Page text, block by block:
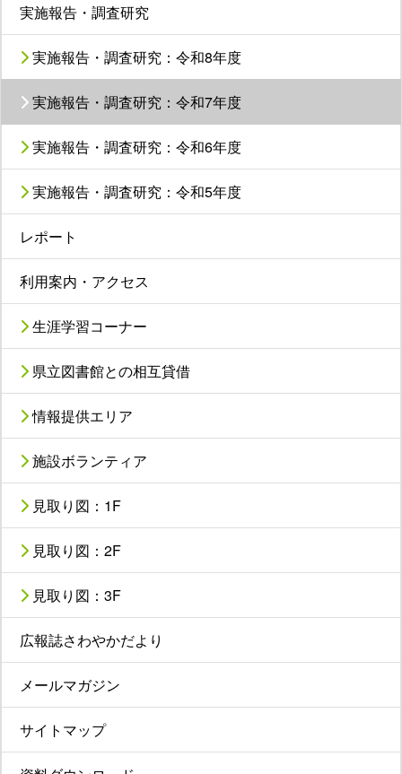
実施報告・調査研究
実施報告・調査研究：令和8年度
実施報告・調査研究：令和7年度
実施報告・調査研究：令和6年度
実施報告・調査研究：令和5年度
レポート
利用案内・アクセス
生涯学習コーナー
県立図書館との相互貸借
情報提供エリア
施設ボランティア
見取り図：1F
見取り図：2F
見取り図：3F
広報誌さわやかだより
メールマガジン
サイトマップ